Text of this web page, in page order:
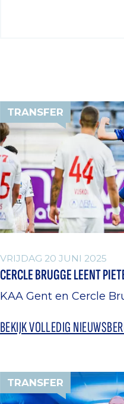
TRANSFER
VRIJDAG 20 JUNI 2025
CERCLE BRUGGE LEENT
KAA Gent en Cercle
BEKIJK VOLLEDIG
TRANSFER